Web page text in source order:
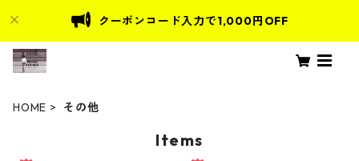
クーポンコード入力で1,000円OFF
HOME その他
Items